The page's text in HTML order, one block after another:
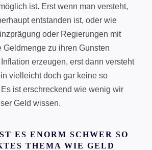
ist. Erst wenn man versteht,
entstanden ist, oder wie
oder Regierungen mit
Geldmenge zu ihren Gunsten
erzeugen, erst dann versteht
vielleicht doch gar keine so
ist erschreckend wie wenig wir
Geld wissen.
ES ENORM SCHWER SO
THEMA WIE GELD